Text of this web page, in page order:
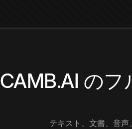
CAMB.AI の
テキスト、文書、音